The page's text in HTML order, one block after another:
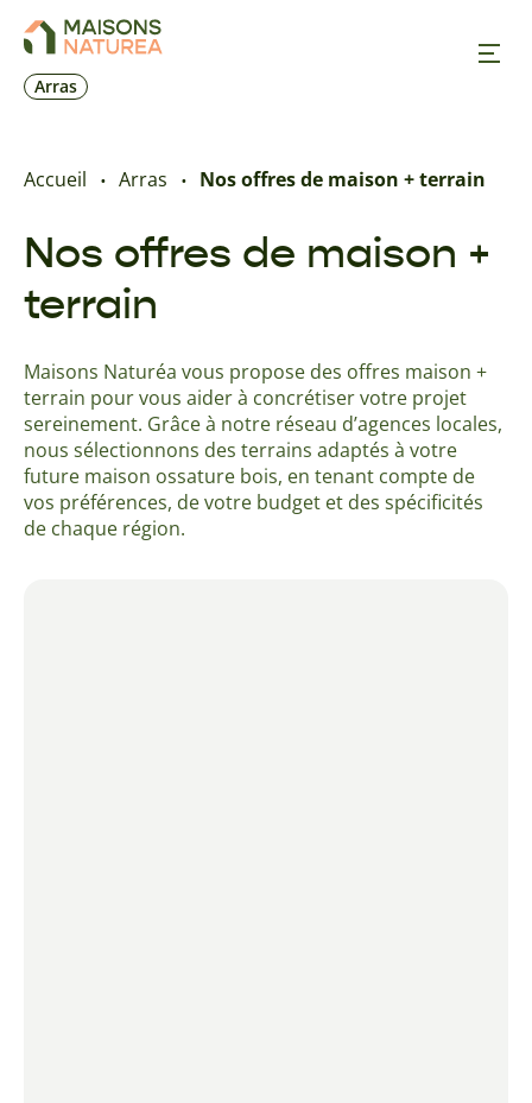
Arras
Nos offres
Prendre RDV
+33 6 03 87 08 54
Accueil Arras Nos offres de maison + terrain
Nos offres de maison +
terrain
Maisons Naturéa vous propose des offres maison +
terrain pour vous aider à concrétiser votre projet
sereinement. Grâce à notre réseau d’agences locales,
nous sélectionnons des terrains adaptés à votre
future maison ossature bois, en tenant compte de
vos préférences, de votre budget et des spécificités
de chaque région.